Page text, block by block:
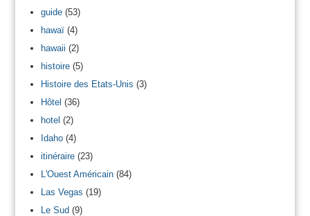
guide(53)
hawaï(4)
hawaii (2)
histoire(5)
Histoire des Etats-Unis (3)
Hôtel (36)
hotel (2)
Idaho(4)
itinéraire(23)
L'Ouest Américain(84)
Las Vegas (19)
Le Sud(9)